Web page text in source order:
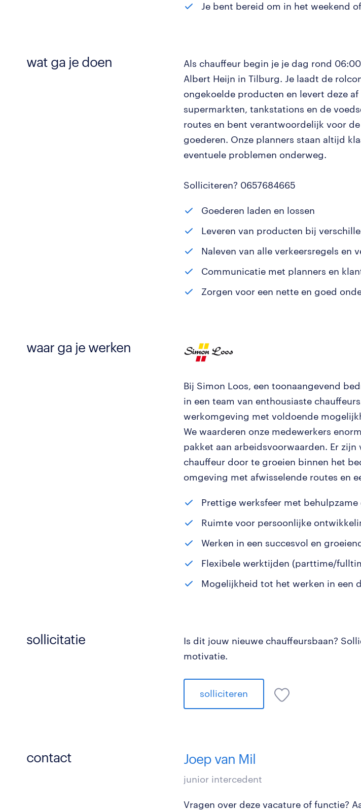
Je bent bereid om in het weekend
wat ga je doen
Als chauffeur begin je je dag rond
Albert Heijn in Tilburg. Je laadt de
ongekoelde producten en levert deze
supermarkten, tankstations en de
routes en bent verantwoordelijk voor
goederen. Onze planners staan altijd
eventuele problemen onderweg.
Solliciteren? 0657684665
Goederen laden en lossen
Leveren van producten bij
Naleven van alle verkeersregels en
Communicatie met planners en
Zorgen voor een nette en goed
waar ga je werken
Bij Simon Loos, een toonaangevend
in een team van enthousiaste
werkomgeving met voldoende
We waarderen onze medewerkers
pakket aan arbeidsvoorwaarden. Er
chauffeur door te groeien binnen het
omgeving met afwisselende routes en
Prettige werksfeer met behulpzame
Ruimte voor persoonlijke
Werken in een succesvol en
Flexibele werktijden (parttime/
Mogelijkheid tot het werken in een
sollicitatie
Is dit jouw nieuwe chauffeursbaan?
motivatie.
solliciteren
contact Joep van Mil
junior intercedent
Vragen over deze vacature of functie?